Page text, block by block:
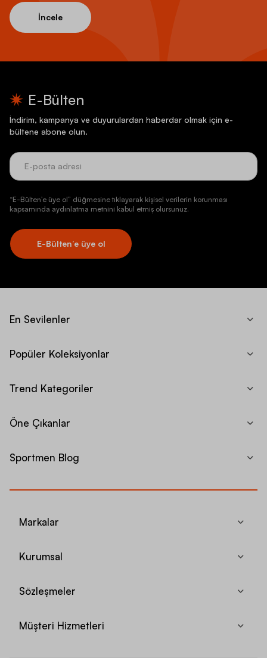
İncele
E-Bülten
İndirim, kampanya ve duyurulardan haberdar olmak için e-
bültene abone olun.
“E-Bülten’e üye ol” düğmesine tıklayarak kişisel verilerin korunması
kapsamında aydınlatma metnini kabul etmiş olursunuz.
E-Bülten’e üye ol
En Sevilenler
Popüler Koleksiyonlar
Trend Kategoriler
Öne Çıkanlar
Sportmen Blog
Markalar
Kurumsal
Sözleşmeler
Müşteri Hizmetleri